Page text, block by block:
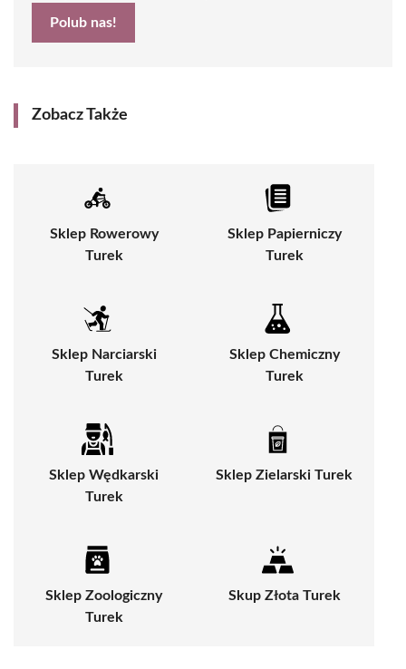
Polub nas!
Zobacz Także
Sklep Rowerowy
Turek
Sklep Papierniczy
Turek
Sklep Narciarski
Turek
Sklep Chemiczny
Turek
Sklep Wędkarski
Turek
Sklep Zielarski Turek
Sklep Zoologiczny
Turek
Skup Złota Turek